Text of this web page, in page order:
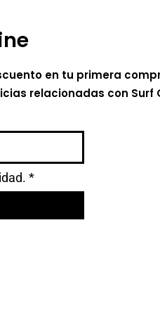
en tu primera
relacionadas con Surf
*